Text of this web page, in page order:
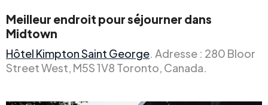
Meilleur endroit pour séjourner dans
Midtown
Hôtel Kimpton Saint George. Adresse : 280 Bloor
Street West, M5S 1V8 Toronto, Canada.